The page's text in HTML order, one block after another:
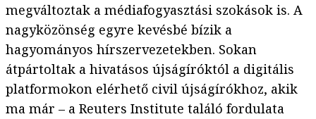
megváltoztak a médiafogyasztási szokások is. A
nagyközönség egyre kevésbé bízik a
hagyományos hírszervezetekben. Sokan
átpártoltak a hivatásos újságíróktól a digitális
platformokon elérhető civil újságírókhoz, akik
ma már – a Reuters Institute találó fordulata